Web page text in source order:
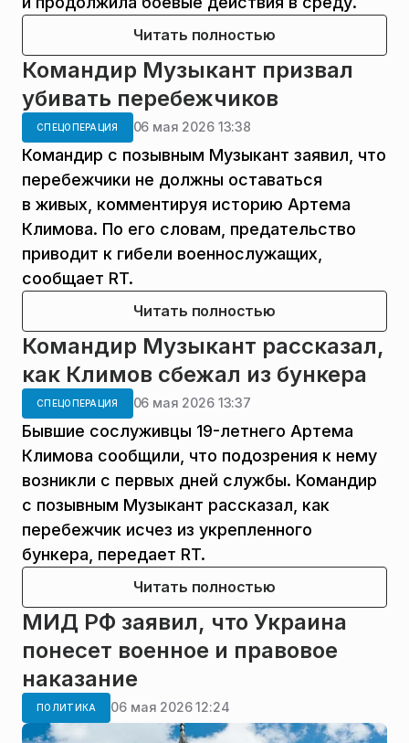
Читать полностью
Командир Музыкант призвал
убивать перебежчиков
СПЕЦОПЕРАЦИЯ 06 мая 2026 13:38
Командир с позывным Музыкант заявил, что
перебежчики не должны оставаться
в живых, комментируя историю Артема
Климова. По его словам, предательство
приводит к гибели военнослужащих,
сообщает RT.
Читать полностью
Командир Музыкант рассказал,
как Климов сбежал из бункера
СПЕЦОПЕРАЦИЯ 06 мая 2026 13:37
Бывшие сослуживцы 19-летнего Артема
Климова сообщили, что подозрения к нему
возникли с первых дней службы. Командир
с позывным Музыкант рассказал, как
перебежчик исчез из укрепленного
бункера, передает RT.
Читать полностью
МИД РФ заявил, что Украина
понесет военное и правовое
наказание
ПОЛИТИКА 06 мая 2026 12:24